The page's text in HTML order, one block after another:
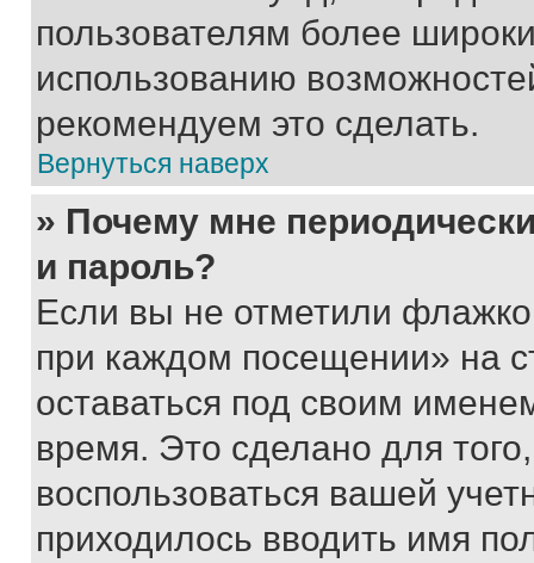
пользователям более
использованию
рекомендуем это сделать.
Вернуться наверх
» Почему мне
и пароль?
Если вы не отметили
при каждом посещении» на
оставаться под своим
время. Это сделано для
воспользоваться вашей
приходилось вводить имя